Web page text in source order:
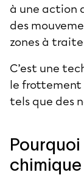
à une action
des
zones à
C’est une
le frottement
tels que des
chimique